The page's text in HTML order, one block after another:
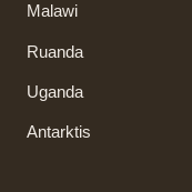
Malawi
Ruanda
Uganda
Antarktis